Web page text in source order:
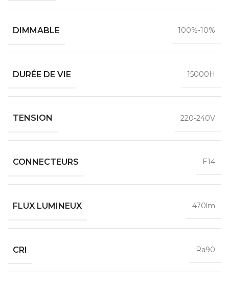
DIMMABLE 100%-10%
DURÉE DE VIE 15000H
TENSION 220-240V
CONNECTEURS E14
FLUX LUMINEUX 470lm
CRI Ra90